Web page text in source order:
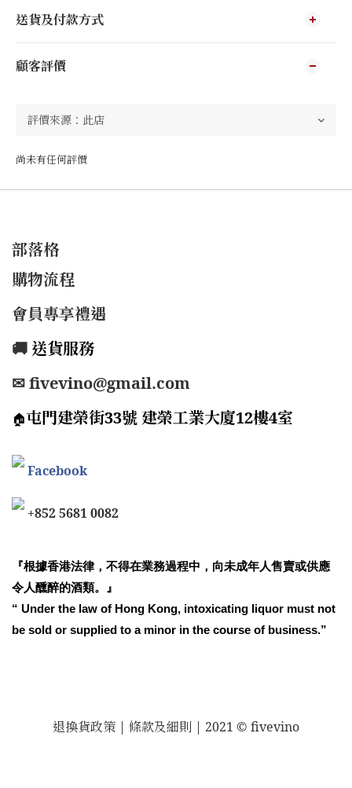
送貨及付款方式
顧客評價
尚未有任何評價
部落格
購物流程
會員專享禮遇
🚚 送貨服務
✉ fivevino@gmail.com
🏠屯門建榮街33號 建榮工業大廈12樓4室
Facebook
+852 5681 0082
『根據香港法律，不得在業務過程中，向未成年人售賣或供應
令人醺醉的酒類。』
“ Under the law of Hong Kong, intoxicating liquor must not
be sold or supplied to a minor in the course of business.”
退換貨政策 | 條款及細則 | 2021 © fivevino